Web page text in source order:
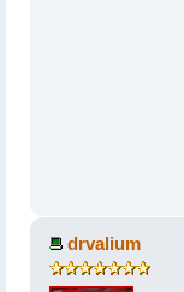
drvalium